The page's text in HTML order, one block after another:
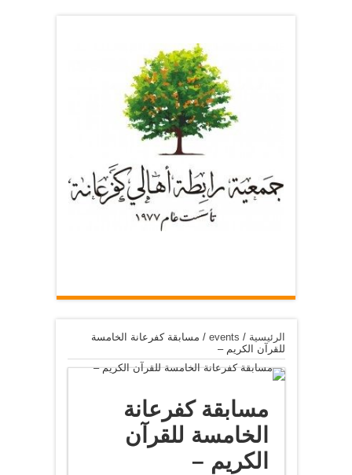
الرئيسية /
events
/ مسابقة كفرعانة الخامسة
للقرآن الكريم –
مسابقة كفرعانة
الخامسة للقرآن
الكريم –